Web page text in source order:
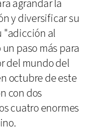
agrandar la
y diversificar su
"adicción al
paso más para
del mundo del
octubre de este
con dos
cuatro enormes